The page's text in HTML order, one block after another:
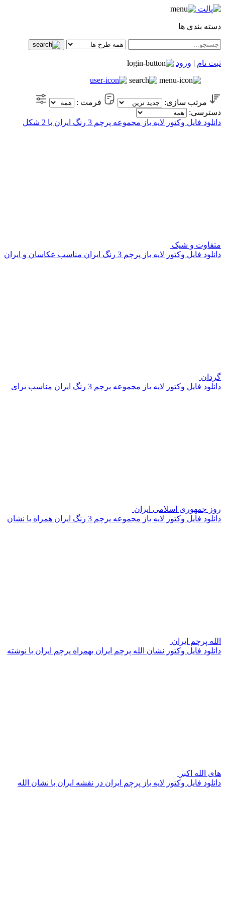
دسته بندی ها
ثبت نام | ورود
مرتب سازی:
فرمت :
دسترسی:
دانلود فایل وکتور لایه باز مجموعه پرچم 3 رنگ ایران با 2 شکل
متفاوت و شیک
دانلود فایل وکتور لایه باز پرچم 3 رنگ ایران مناسب عکاسان و ایران
گردان
دانلود فایل وکتور لایه باز مجموعه پرچم 3 رنگ ایران مناسب برای
روز جمهوری اسلامی ایران
دانلود فایل وکتور لایه باز مجموعه پرچم 3 رنگ ایران همراه با نشان
الله پرچم ایران
دانلود فایل وکتور نشان الله پرچم ایران بهمراه پرچم ایران با نوشته
های الله اکبر
دانلود فایل وکتور لایه باز پرچم ایران در نقشه ایران با نشان الله